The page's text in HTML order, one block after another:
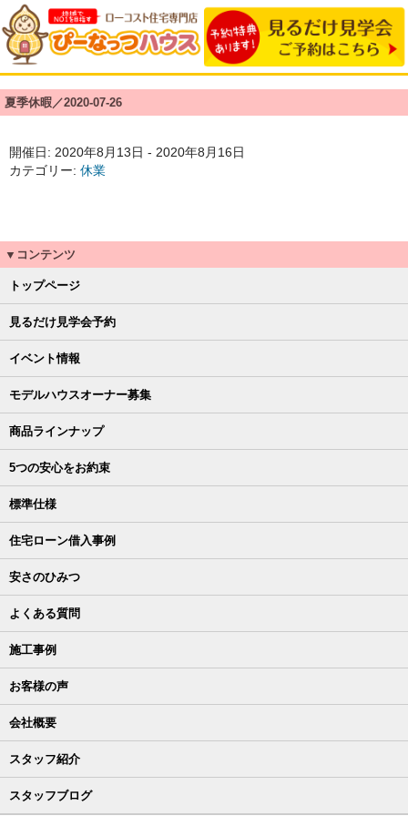
夏季休暇／2020-07-26
開催日: 2020年8月13日 - 2020年8月16日
カテゴリー: 休業
▼コンテンツ
トップページ
見るだけ見学会予約
イベント情報
モデルハウスオーナー募集
商品ラインナップ
5つの安心をお約束
標準仕様
住宅ローン借入事例
安さのひみつ
よくある質問
施工事例
お客様の声
会社概要
スタッフ紹介
スタッフブログ